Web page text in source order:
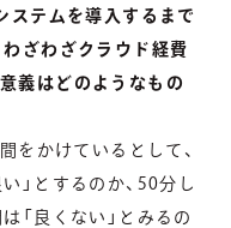
ステムを導入するまで
わざわざクラウド経費
義はどのようなもの
をかけているとして、
」とするのか、50分し
「良くない」とみるの